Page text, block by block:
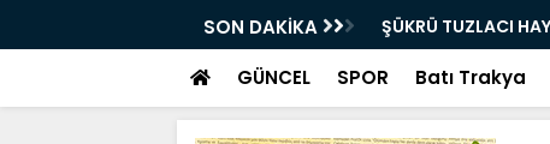
SON DAKİKA
Bir milyon euro
bulundu
GÜNCEL SPOR Batı Trakya